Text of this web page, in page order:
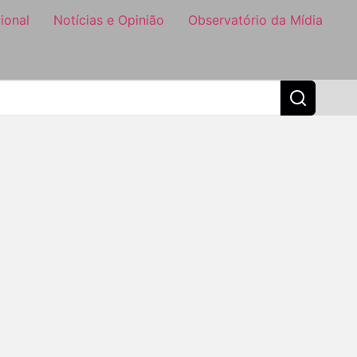
Notícias e Opinião Observatório da Mídia